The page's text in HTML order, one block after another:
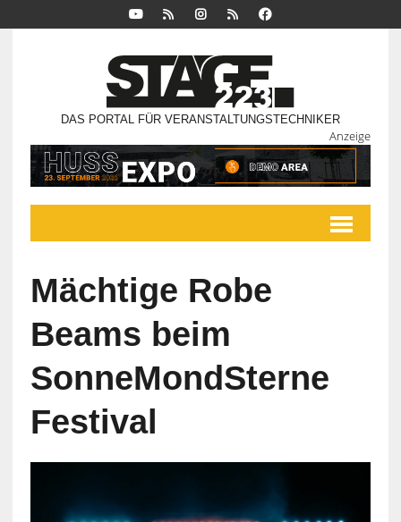
DAS PORTAL FÜR VERANSTALTUNGSTECHNIKER
Anzeige
Mächtige Robe
Beams beim
SonneMondSterne
Festival